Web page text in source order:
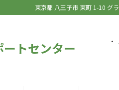
東京都 八王子市 東町 1-10 グ
トセンター